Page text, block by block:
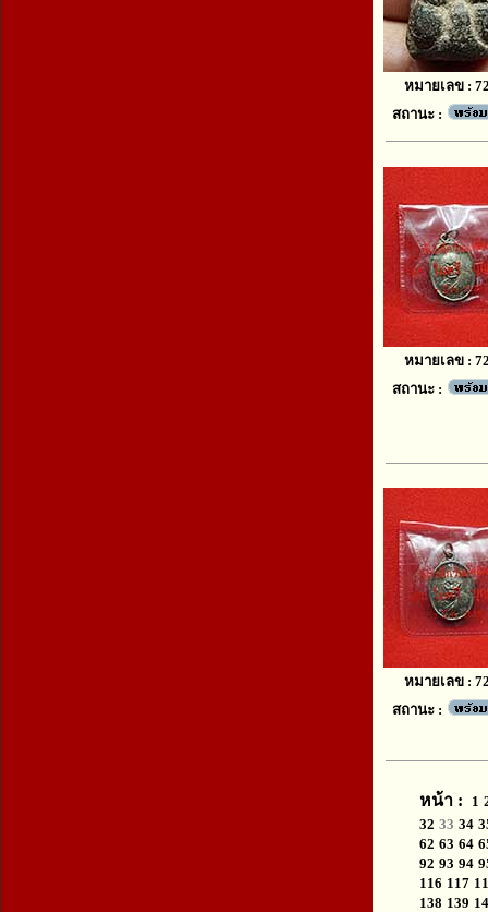
หมายเลข :
สถานะ :
หมายเลข :
สถานะ :
หมายเลข :
สถานะ :
หน้า : 1
32 33 34
62 63 64
92 93 94
116 117
138 139